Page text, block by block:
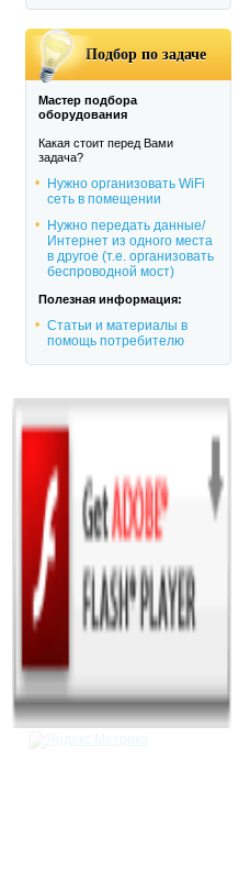
Подбор по задаче
Мастер подбора
оборудования
Какая стоит перед Вами
задача?
Нужно организовать WiFi
сеть в помещении
Нужно передать данные/
Интернет из одного места
в другое (т.е. организовать
беспроводной мост)
Полезная информация:
Статьи и материалы в
помощь потребителю